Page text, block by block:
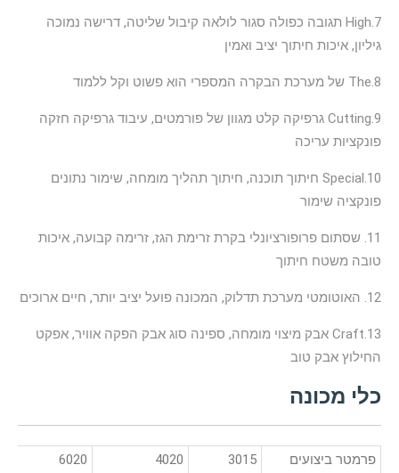
7.High תגובה כפולה סגור לולאה קיבול שליטה, דרישה נמוכה
גיליון, איכות חיתוך יציב ואמין
8.The של מערכת הבקרה המספרי הוא פשוט וקל ללמוד
9.Cutting גרפיקה קלט מגוון של פורמטים, עיבוד גרפיקה חזקה
פונקציות עריכה
10.Special חיתוך תוכנה, חיתוך תהליך מומחה, שימור נתונים
פונקציה שימור
11. שסתום פרופורציונלי בקרת זרימת הגז, זרימה קבועה, איכות
טובה משטח חיתוך
12. האוטומטי מערכת תדלוק, המכונה פועל יציב יותר, חיים ארוכים
13.Craft אבק מיצוי מומחה, ספינה סוג אבק הפקה אוויר, אפקט
החילוץ אבק טוב
כלי מכונה
פרמטר ביצועים 3015
4020
6020